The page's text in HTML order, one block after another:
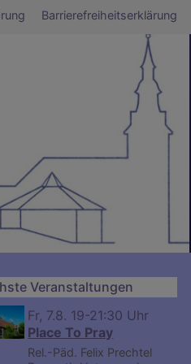
Barrierefreiheitserklärung
Veranstaltungen
Fr, 7.8. 19-21:30 Uhr
Place To Pray
Rel.-Päd. Felix Prechtel